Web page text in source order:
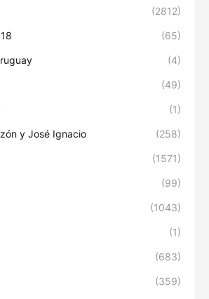
(2812)
(65)
(4)
(49)
(1)
y José Ignacio (258)
(1571)
(99)
(1043)
(1)
(683)
(359)